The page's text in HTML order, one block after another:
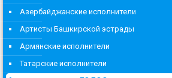
Азербайджанские исполнители
Артисты Башкирской эстрады
Армянские исполнители
Татарские исполнители